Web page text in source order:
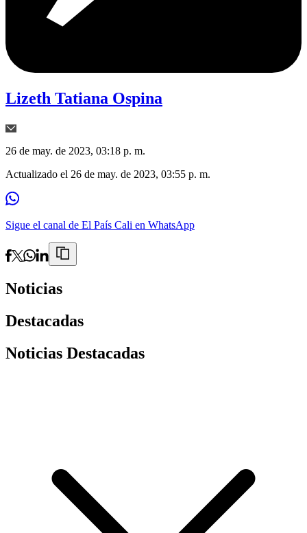
Lizeth Tatiana Ospina
26 de may. de 2023, 03:18 p. m.
Actualizado el 26 de may. de 2023, 03:55 p. m.
Sigue el canal de El País Cali en WhatsApp
Noticias
Destacadas
Noticias Destacadas